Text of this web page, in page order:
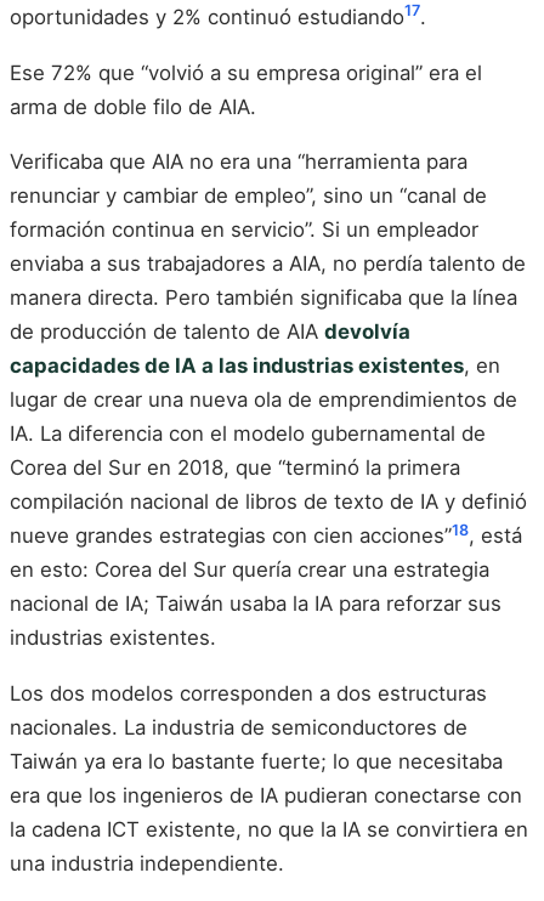
oportunidades y 2% continuó estudiando17.
Ese 72% que “volvió a su empresa original” era el
arma de doble filo de AIA.
Verificaba que AIA no era una “herramienta para
renunciar y cambiar de empleo”, sino un “canal de
formación continua en servicio”. Si un empleador
enviaba a sus trabajadores a AIA, no perdía talento de
manera directa. Pero también significaba que la línea
de producción de talento de AIA devolvía
capacidades de IA a las industrias existentes, en
lugar de crear una nueva ola de emprendimientos de
IA. La diferencia con el modelo gubernamental de
Corea del Sur en 2018, que “terminó la primera
compilación nacional de libros de texto de IA y definió
nueve grandes estrategias con cien acciones”18, está
en esto: Corea del Sur quería crear una estrategia
nacional de IA; Taiwán usaba la IA para reforzar sus
industrias existentes.
Los dos modelos corresponden a dos estructuras
nacionales. La industria de semiconductores de
Taiwán ya era lo bastante fuerte; lo que necesitaba
era que los ingenieros de IA pudieran conectarse con
la cadena ICT existente, no que la IA se convirtiera en
una industria independiente.